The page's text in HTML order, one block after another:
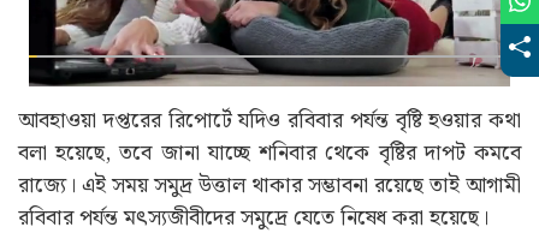
আবহাওয়া দপ্তরের রিপোর্টে যদিও রবিবার পর্যন্ত বৃষ্টি হওয়ার কথা
বলা হয়েছে, তবে জানা যাচ্ছে শনিবার থেকে বৃষ্টির দাপট কমবে
রাজ্যে। এই সময় সমুদ্র উত্তাল থাকার সম্ভাবনা রয়েছে তাই আগামী
রবিবার পর্যন্ত মৎস্যজীবীদের সমুদ্রে যেতে নিষেধ করা হয়েছে।